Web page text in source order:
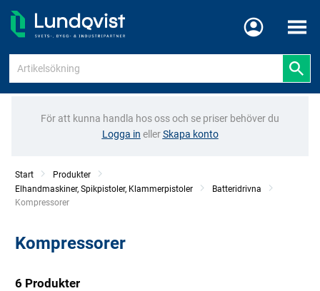
Meny
För att kunna handla hos oss och se priser behöver du
Logga in ellerSkapa konto
Start
Produkter
Elhandmaskiner, Spikpistoler, Klammerpistoler
Batteridrivna
Current:
Kompressorer
Kompressorer
6 Produkter